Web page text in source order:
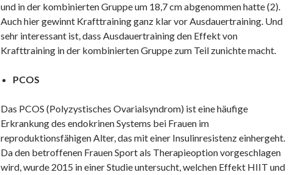
und in der kombinierten Gruppe um 18,7 cm abgenommen hatte (2).
Auch hier gewinnt Krafttraining ganz klar vor Ausdauertraining. Und
sehr interessant ist, dass Ausdauertraining den Effekt von
Krafttraining in der kombinierten Gruppe zum Teil zunichte macht.
PCOS
Das PCOS (Polyzystisches Ovarialsyndrom) ist eine häufige
Erkrankung des endokrinen Systems bei Frauen im
reproduktionsfähigen Alter, das mit einer Insulinresistenz einhergeht.
Da den betroffenen Frauen Sport als Therapieoption vorgeschlagen
wird, wurde 2015 in einer Studie untersucht, welchen Effekt HIIT und